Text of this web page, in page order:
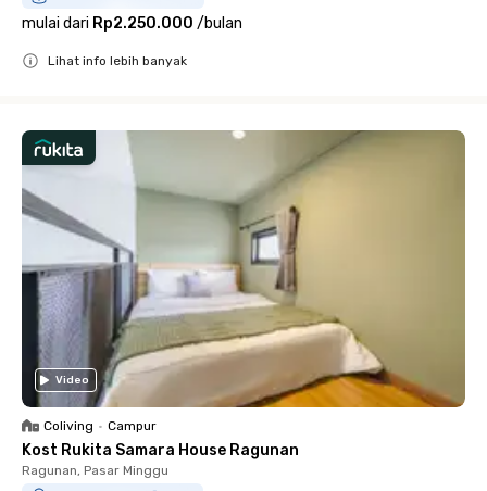
mulai dari Rp2.250.000 /bulan
Lihat info lebih banyak
Video
Coliving • Campur
Kost Rukita Samara House Ragunan
Ragunan, Pasar Minggu